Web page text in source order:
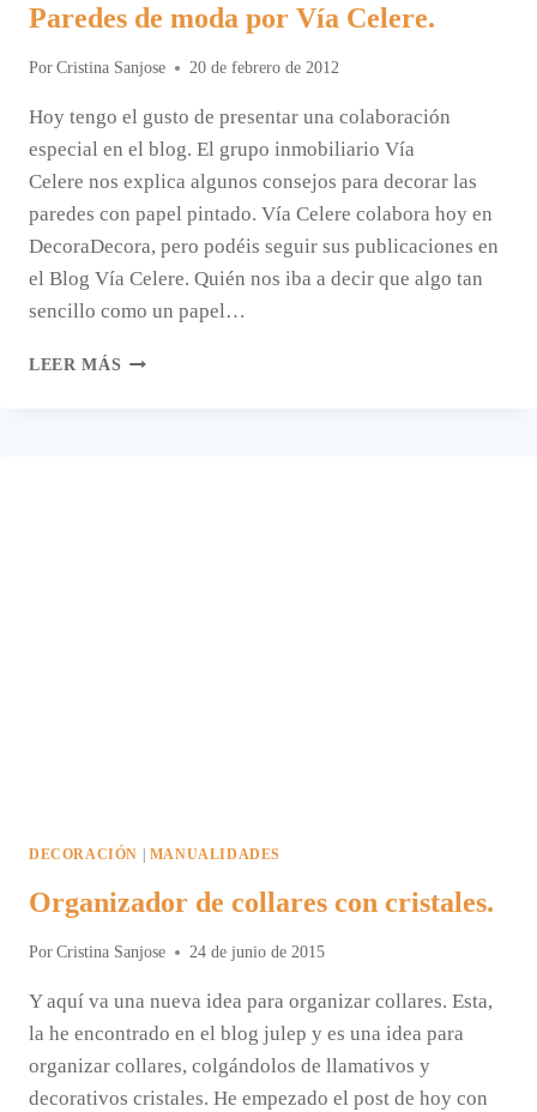
Paredes de moda por Vía Celere.
Por Cristina Sanjose 20 de febrero de 2012
Hoy tengo el gusto de presentar una colaboración
especial en el blog. El grupo inmobiliario Vía
Celere nos explica algunos consejos para decorar las
paredes con papel pintado. Vía Celere colabora hoy en
DecoraDecora, pero podéis seguir sus publicaciones en
el Blog Vía Celere. Quién nos iba a decir que algo tan
sencillo como un papel…
LEER MÁS PAREDES
DECORACIÓN MANUALIDADES
Organizador de collares con cristales.
Por Cristina Sanjose 24 de junio de 2015
Y aquí va una nueva idea para organizar collares. Esta,
la he encontrado en el blog julep y es una idea para
organizar collares, colgándolos de llamativos y
decorativos cristales. He empezado el post de hoy con